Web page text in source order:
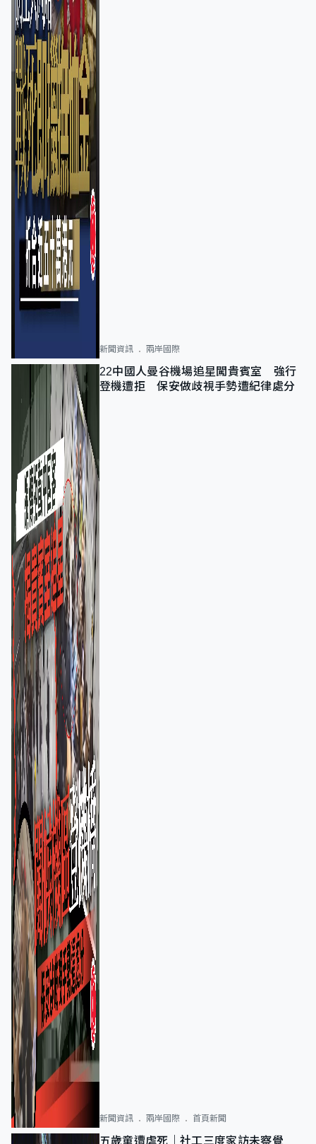
新聞資訊 兩岸國際
22中國人曼谷機場追星闖貴賓室 強行
登機遭拒 保安做歧視手勢遭紀律處分
新聞資訊 兩岸國際 首頁新聞
五歲童遭虐死｜社工三度家訪未察覺